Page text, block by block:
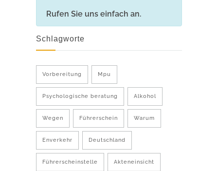
Rufen Sie uns einfach an.
Schlagworte
Vorbereitung Mpu
Psychologische beratung Alkohol
Wegen Führerschein Warum
Enverkehr Deutschland
Führerscheinstelle Akteneinsicht